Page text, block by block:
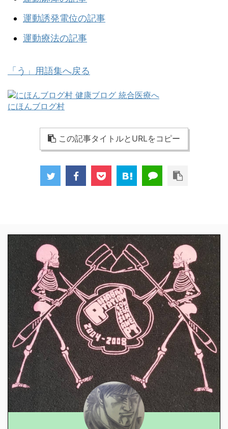
運動誘発電位の記事
運動療法の記事
「う」用語集へ戻る
にほんブログ村
この記事タイトルとURLをコピー